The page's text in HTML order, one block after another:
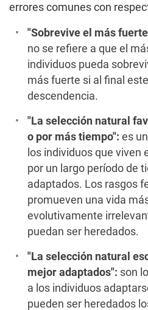
errores comunes con
"Sobrevive el más
no se refiere a que el
individuos pueda
más fuerte si al final
descendencia.
"La selección natural
o por más tiempo": es
los individuos que viven
por un largo período de
adaptados. Los rasgos
promueven una vida
evolutivamente
puedan ser heredados.
"La selección natural
mejor adaptados": son
a los individuos
pueden ser heredados